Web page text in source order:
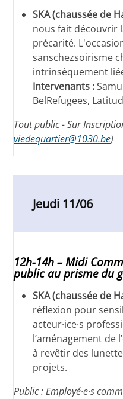
SKA (chaussée de
nous fait découvrir
précarité.
sanschezsoirisme
intrinsèquement
Intervenants :
BelRefugees,
Tout public - Sur
viedequartier@1030.be)
Jeudi 11/06
12h-14h – Midi
public au prisme du
SKA (chaussée de
réflexion pour
acteur·ice·s
l’aménagement de
à revêtir des
projets.
Public : Employé·e·s